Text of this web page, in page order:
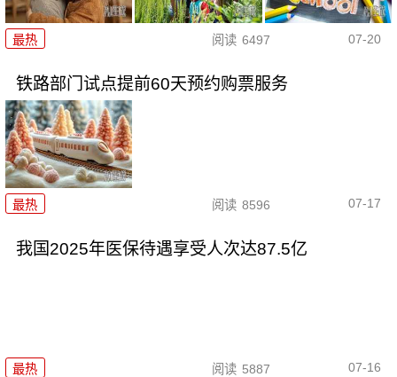
最热 阅读 6497 07-20
铁路部门试点提前60天预约购票服务
最热 阅读 8596 07-17
我国2025年医保待遇享受人次达87.5亿
最热 阅读 5887 07-16